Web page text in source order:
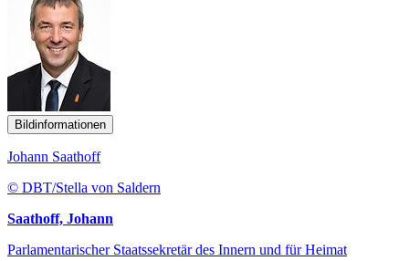
Bildinformationen
Johann Saathoff
© DBT/Stella von Saldern
Saathoff, Johann
Parlamentarischer Staatssekretär des Innern und für Heimat